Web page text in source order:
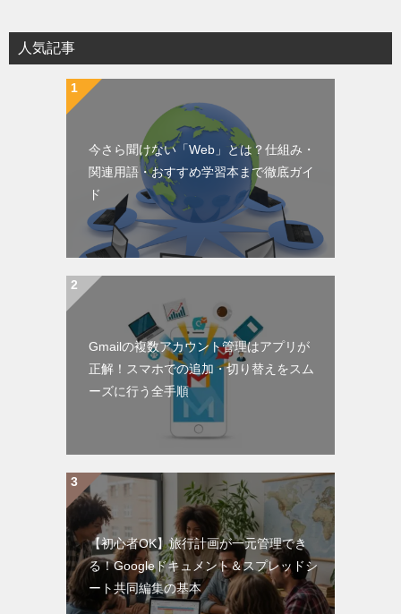
人気記事
今さら聞けない「Web」とは？仕組み・
関連用語・おすすめ学習本まで徹底ガイ
ド
Gmailの複数アカウント管理はアプリが
正解！スマホでの追加・切り替えをスム
ーズに行う全手順
【初心者OK】旅行計画が一元管理でき
る！Googleドキュメント＆スプレッドシ
ート共同編集の基本